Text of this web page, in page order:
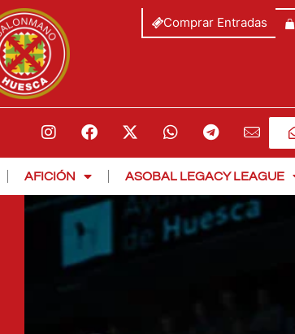
Comprar Entradas
AFICIÓN ASOBAL LEGACY LEAGUE